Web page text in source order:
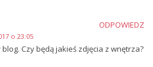
o 23:05
Czy będą jakieś zdjęcia z wnętrza?
ODPOWIEDZ